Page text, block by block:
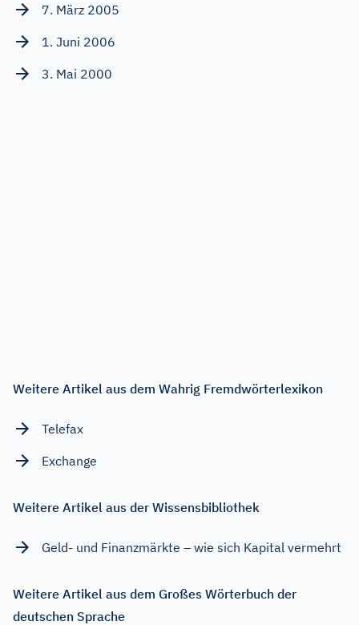
7. März 2005
1. Juni 2006
3. Mai 2000
Weitere Artikel aus dem Wahrig Fremdwörterlexikon
Telefax
Exchange
Weitere Artikel aus der Wissensbibliothek
Geld- und Finanzmärkte – wie sich Kapital vermehrt
Weitere Artikel aus dem Großes Wörterbuch der
deutschen Sprache